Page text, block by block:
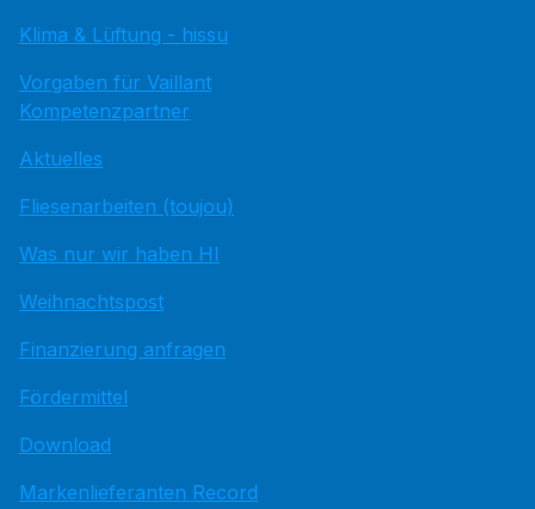
Klima & Lüftung - hissu
Vorgaben für Vaillant
Kompetenzpartner
Aktuelles
Fliesenarbeiten (toujou)
Was nur wir haben HI
Weihnachtspost
Finanzierung anfragen
Fördermittel
Download
Markenlieferanten Record